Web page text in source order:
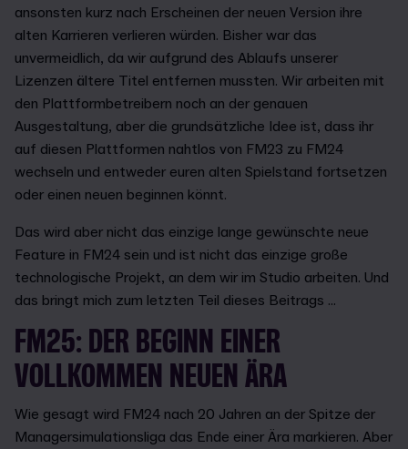
ansonsten kurz nach Erscheinen der neuen Version ihre
alten Karrieren verlieren würden. Bisher war das
unvermeidlich, da wir aufgrund des Ablaufs unserer
Lizenzen ältere Titel entfernen mussten. Wir arbeiten mit
den Plattformbetreibern noch an der genauen
Ausgestaltung, aber die grundsätzliche Idee ist, dass ihr
auf diesen Plattformen nahtlos von FM23 zu FM24
wechseln und entweder euren alten Spielstand fortsetzen
oder einen neuen beginnen könnt.
Das wird aber nicht das einzige lange gewünschte neue
Feature in FM24 sein und ist nicht das einzige große
technologische Projekt, an dem wir im Studio arbeiten. Und
das bringt mich zum letzten Teil dieses Beitrags ...
FM25: DER BEGINN EINER
VOLLKOMMEN NEUEN ÄRA
Wie gesagt wird FM24 nach 20 Jahren an der Spitze der
Managersimulationsliga das Ende einer Ära markieren. Aber